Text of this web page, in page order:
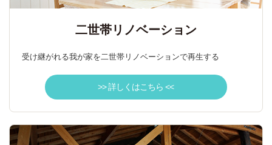
二世帯リノベーション
受け継がれる我が家を二世帯リノベーションで再生する
>> 詳しくはこちら <<